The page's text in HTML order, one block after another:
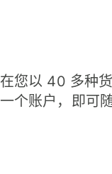
在您以 40 多种
一个账户，即可